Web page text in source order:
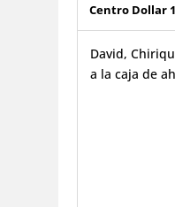
Centro Dollar
David,
a la caja de